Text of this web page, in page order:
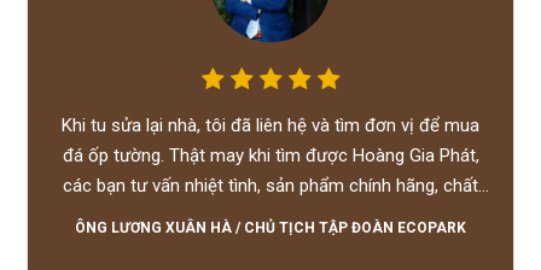
Khi tu sửa lại nhà, tôi đã liên hệ và tìm đơn vị để mua
đá ốp tường. Thật may khi tìm được Hoàng Gia Phát,
các bạn tư vấn nhiệt tình, sản phẩm chính hãng, chất
lượng tốt, giá hợp lý, hỗ trợ tận tình.
ÔNG LƯƠNG XUÂN HÀ / CHỦ TỊCH TẬP ĐOÀN ECOPARK